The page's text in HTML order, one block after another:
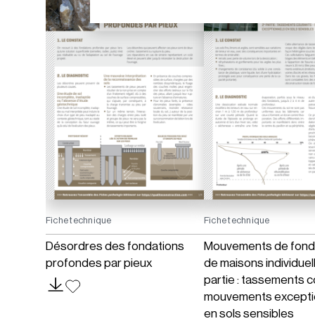
Fiche technique
Désordres des fondations
profondes par pieux
Fiche technique
Mouvements de
de maisons
partie : tassements
mouvements
en sols sensibles